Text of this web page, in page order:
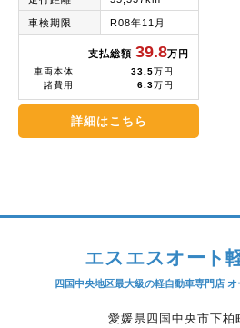
車検期限 R08年11月
支払総額 39.8万円
車両本体 33.5万円
諸費用
6.3万円
詳細はこちら
エスエスオート
四国中央地区最大級の軽自動車専門店 オ
愛媛県四国中央市下柏